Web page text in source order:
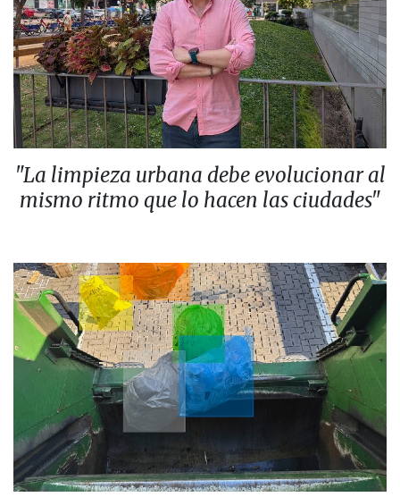
"La limpieza urbana debe evolucionar al
mismo ritmo que lo hacen las ciudades"